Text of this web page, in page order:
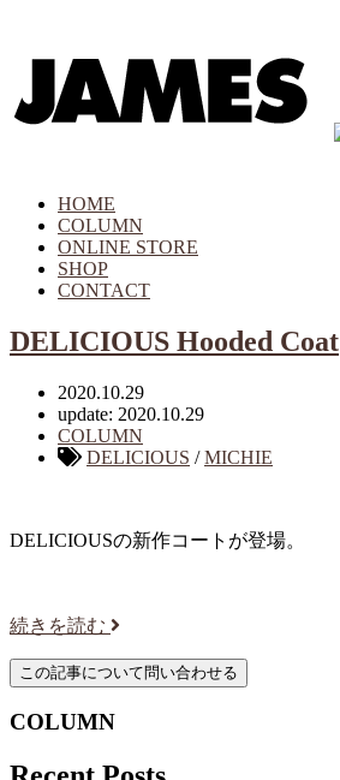
HOME
COLUMN
ONLINE STORE
SHOP
CONTACT
DELICIOUS Hooded Coat
2020.10.29
update: 2020.10.29
COLUMN
DELICIOUS /MICHIE
DELICIOUSの新作コートが登場。
続きを読む
COLUMN